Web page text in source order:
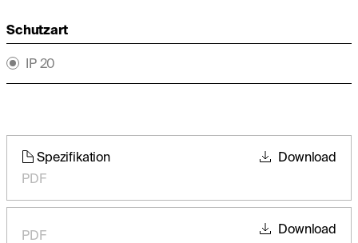
Schutzart
IP 20
Spezifikation
PDF
Download
PDF Download